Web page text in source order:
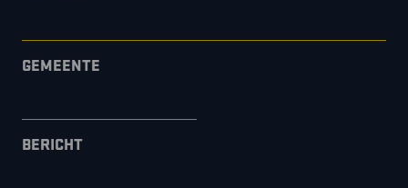
GEMEENTE
BERICHT